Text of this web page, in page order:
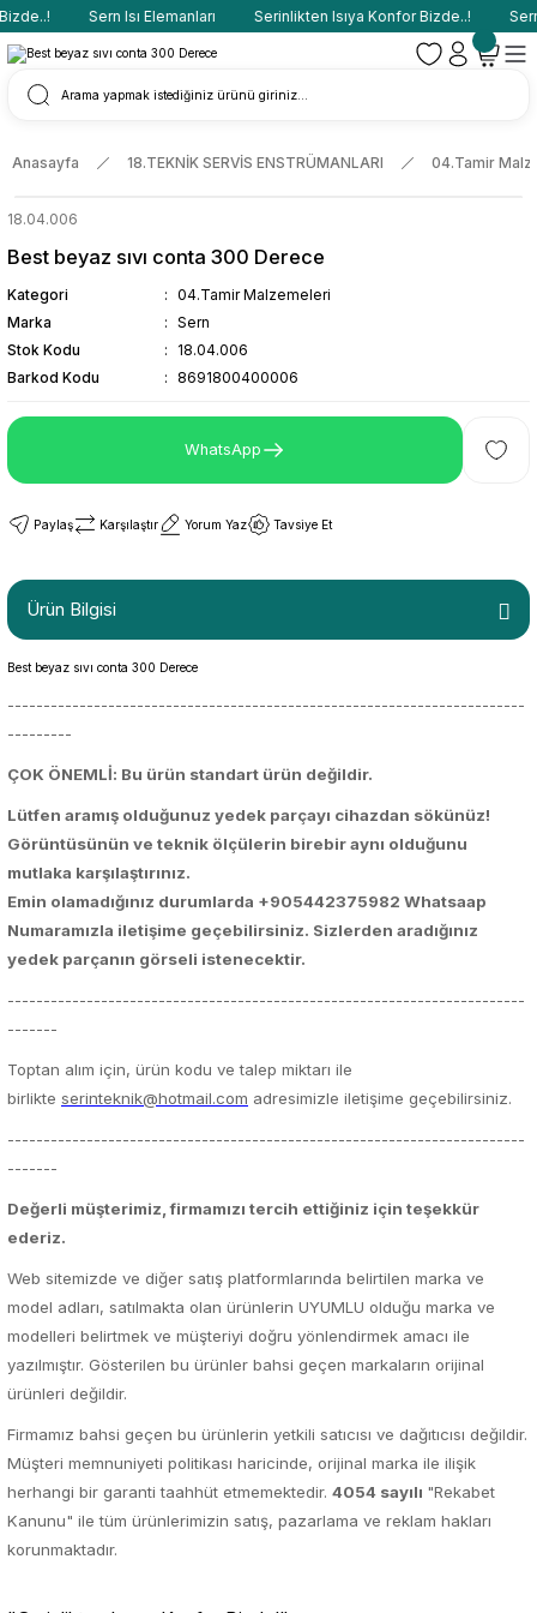
Sern Isı Elemanları Serinlikten Isıya Konfor Bizde..!
Anasayfa 18.TEKNİK SERVİS ENSTRÜMANLARI 04.Tamir
18.04.006
Best beyaz sıvı conta 300 Derece
Kategori
04.Tamir Malzemeleri
Marka
Sern
Stok Kodu
18.04.006
Barkod Kodu
8691800400006
WhatsApp
Paylaş Karşılaştır Yorum Yaz Tavsiye Et
Ürün Bilgisi
Best beyaz sıvı conta 300 Derece
------------------------------------------------------------------------
---------
ÇOK ÖNEMLİ: Bu ürün standart ürün değildir.
Lütfen aramış olduğunuz yedek parçayı cihazdan sökünüz!
Görüntüsünün ve teknik ölçülerin birebir aynı olduğunu
mutlaka karşılaştırınız.
Emin olamadığınız durumlarda +905442375982 Whatsaap
Numaramızla iletişime geçebilirsiniz. Sizlerden aradığınız
yedek parçanın görseli istenecektir.
------------------------------------------------------------------------
-------
Toptan alım için, ürün kodu ve talep miktarı ile
birlikte serinteknik@hotmail.com adresimizle iletişime geçebilirsiniz.
------------------------------------------------------------------------
-------
Değerli müşterimiz, firmamızı tercih ettiğiniz için teşekkür
ederiz.
Web sitemizde ve diğer satış platformlarında belirtilen marka ve
model adları, satılmakta olan ürünlerin UYUMLU olduğu marka ve
modelleri belirtmek ve müşteriyi doğru yönlendirmek amacı ile
yazılmıştır. Gösterilen bu ürünler bahsi geçen markaların orijinal
ürünleri değildir.
Firmamız bahsi geçen bu ürünlerin yetkili satıcısı ve dağıtıcısı değildir.
Müşteri memnuniyeti politikası haricinde, orijinal marka ile ilişik
herhangi bir garanti taahhüt etmemektedir. 4054 sayılı "Rekabet
Kanunu" ile tüm ürünlerimizin satış, pazarlama ve reklam hakları
korunmaktadır.